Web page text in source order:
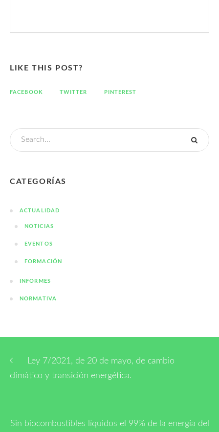
LIKE THIS POST?
FACEBOOK TWITTER PINTEREST
CATEGORÍAS
ACTUALIDAD
NOTICIAS
EVENTOS
FORMACIÓN
INFORMES
NORMATIVA
Ley 7/2021, de 20 de mayo, de cambio
climático y transición energética.
Sin biocombustibles líquidos el 99% de la energía del